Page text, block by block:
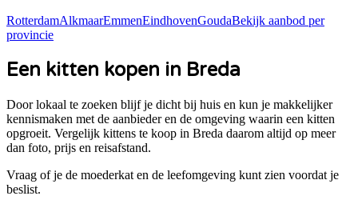
RotterdamAlkmaarEmmenEindhovenGoudaBekijk aanbod per
provincie
Een kitten kopen in Breda
Door lokaal te zoeken blijf je dicht bij huis en kun je makkelijker
kennismaken met de aanbieder en de omgeving waarin een kitten
opgroeit. Vergelijk kittens te koop in Breda daarom altijd op meer
dan foto, prijs en reisafstand.
Vraag of je de moederkat en de leefomgeving kunt zien voordat je
beslist.